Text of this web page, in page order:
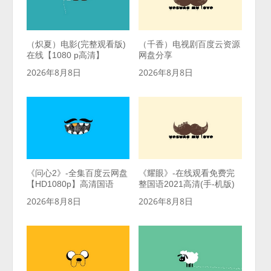
（炽夏）电影(完整观看版)
在线【1080 p高清】
2026年8月8日
（千香）电视剧百度云资源
网盘分享
2026年8月8日
《问心2》-全集百度云网盘
【HD1080p】高清国语
2026年8月8日
《耀眼》-在线观看免费完
整国语2021高清(手-机版)
2026年8月8日